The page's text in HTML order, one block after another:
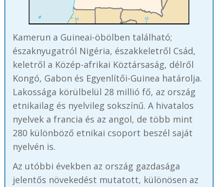
Kamerun a Guineai-öbölben található;
északnyugatról Nigéria, északkeletről Csád,
keletről a Közép-afrikai Köztársaság, délről
Kongó, Gabon és Egyenlítői-Guinea határolja.
Lakossága körülbelül 28 millió fő, az ország
etnikailag és nyelvileg sokszínű. A hivatalos
nyelvek a francia és az angol, de több mint
280 különböző etnikai csoport beszél saját
nyelvén is.
Az utóbbi években az ország gazdasága
jelentős növekedést mutatott, különösen az